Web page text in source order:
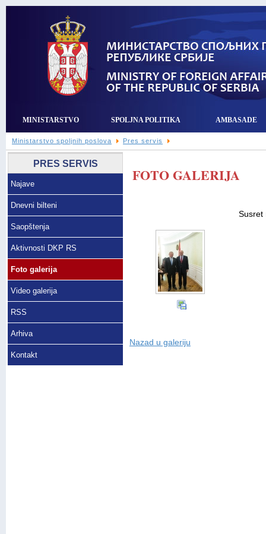
MINISTARSTVO SPOLJNA POLITIKA AMBASADE
Ministarstvo spoljnih poslova Pres servis
PRES SERVIS
Najave
Dnevni bilteni
Saopštenja
Aktivnosti DKP RS
Foto galerija
Video galerija
RSS
Arhiva
Kontakt
FOTO GALERIJA
Susret
Nazad u galeriju